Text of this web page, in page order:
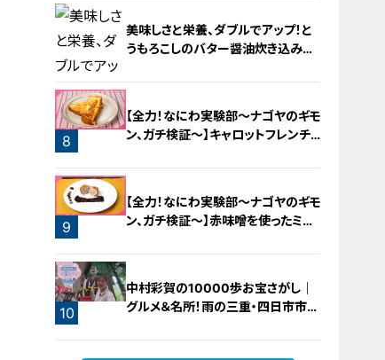
7
美味しさと栄養、ダブルでアップ！と
うもろこしのバター醤油炊き込みご
8
【全力！なにわ実験部～ナゴヤのギモ
ン、ガチ検証～】キャロットフレンチ
9
【全力！なにわ実験部～ナゴヤのギモ
ン、ガチ検証～】赤味噌を使ったミル
10
中村彩賀の10000歩お宝さがし｜
グルメ＆名所！雨の三重・四日市市で